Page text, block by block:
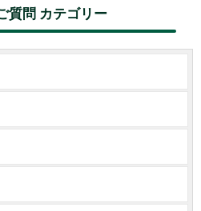
質問 カテゴリー